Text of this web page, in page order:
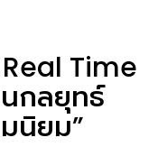
Real Time
กลยุทธ์
นิยม”